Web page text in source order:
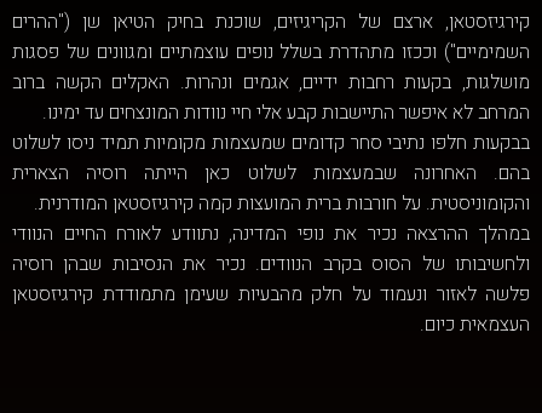
קירגיזסטאן, ארצם של הקריגיזים, שוכנת בחיק הטיאן שן ("ההרים
השמימיים") וככזו מתהדרת בשלל נופים עוצמתיים ומגוונים של פסגות
מושלגות, בקעות רחבות ידיים, אגמים ונהרות. האקלים הקשה ברוב
המרחב לא איפשר התיישבות קבע אלי חיי נוודות המונצחים עד ימינו.
בבקעות חלפו נתיבי סחר קדומים שמעצמות מקומיות תמיד ניסו לשלוט
בהם. האחרונה שבמעצמות לשלוט כאן הייתה רוסיה הצארית
והקומוניסטית. על חורבות ברית המועצות קמה קירגיזסטאן המודרנית.
במהלך ההרצאה נכיר את נופי המדינה, נתוודע לאורח החיים הנוודי
ולחשיבותו של הסוס בקרב הנוודים. נכיר את הנסיבות שבהן רוסיה
פלשה לאזור ונעמוד על חלק מהבעיות שעימן מתמודדת קירגיזסטאן
העצמאית כיום.